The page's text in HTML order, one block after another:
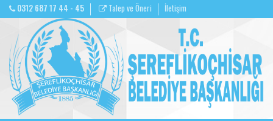
0312 687 17 44 - 45 Talep ve Öneri İletişim